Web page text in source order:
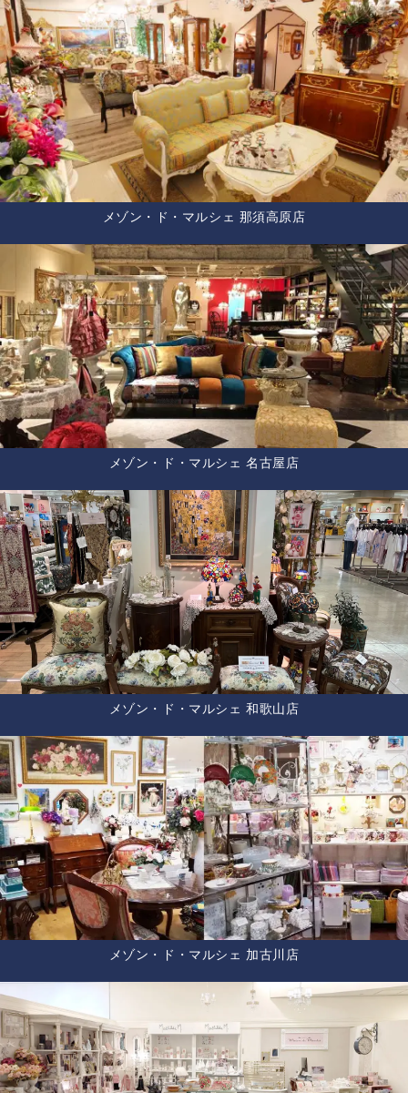
メゾン・ド・マルシェ 那須高原店
メゾン・ド・マルシェ 名古屋店
メゾン・ド・マルシェ 和歌山店
メゾン・ド・マルシェ 加古川店